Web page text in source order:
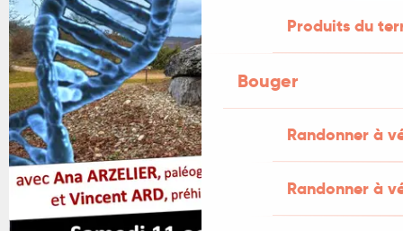
Produits du
Bouger
Randonner à
Randonner à